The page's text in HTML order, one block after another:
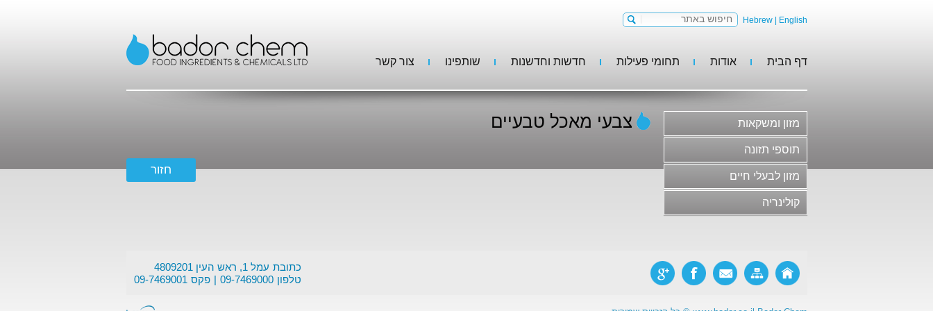
Hebrew| English
דף הבית אודות תחומי פעילות
תוספי תזונה
מזון לבעלי חיים
חדשות וחדשנות שותפינו צור קשר
מזון ומשקאות
משקאות וסירופים
גלידות, קינוחים וקונדיטוריה
חלב ומוצריו
בשר ומוצריו ותחליפי בשר
ריבות, דבש ודברי מתיקה
מזון פונקציונלי
תוספי תזונה
מזון לבעלי חיים
קולינריה
צבעי מאכל טבעיים
כתובת עמל 1, ראש העין 4809201
טלפון 09-7469000 פקס 09-7469001